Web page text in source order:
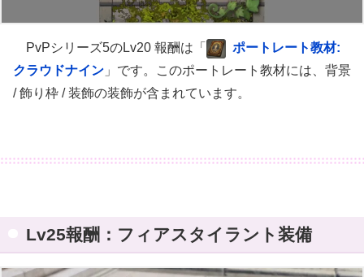
PvPシリーズ5のLv20 報酬は「
ポートレート教材:
クラウドナイン 」です。このポートレート教材には、背景
/ 飾り枠 / 装飾の装飾が含まれています。
Lv25報酬：フィアスタイラント装備